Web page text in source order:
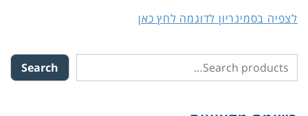
לצפיה בסמינריון לדוגמה לחץ כאן
Search